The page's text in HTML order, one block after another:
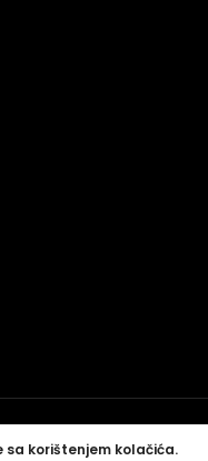
sa korištenjem kolačića.